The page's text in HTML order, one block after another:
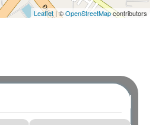
Leaflet | ©OpenStreetMapcontributors